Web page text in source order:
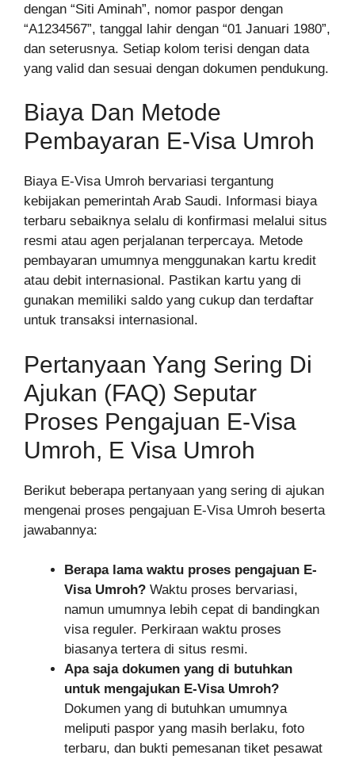
dengan “Siti Aminah”, nomor paspor dengan
“A1234567”, tanggal lahir dengan “01 Januari 1980”,
dan seterusnya. Setiap kolom terisi dengan data
yang valid dan sesuai dengan dokumen pendukung.
Biaya Dan Metode
Pembayaran E-Visa Umroh
Biaya E-Visa Umroh bervariasi tergantung
kebijakan pemerintah Arab Saudi. Informasi biaya
terbaru sebaiknya selalu di konfirmasi melalui situs
resmi atau agen perjalanan terpercaya. Metode
pembayaran umumnya menggunakan kartu kredit
atau debit internasional. Pastikan kartu yang di
gunakan memiliki saldo yang cukup dan terdaftar
untuk transaksi internasional.
Pertanyaan Yang Sering Di
Ajukan (FAQ) Seputar
Proses Pengajuan E-Visa
Umroh, E Visa Umroh
Berikut beberapa pertanyaan yang sering di ajukan
mengenai proses pengajuan E-Visa Umroh beserta
jawabannya:
Berapa lama waktu proses pengajuan E-
Visa Umroh? Waktu proses bervariasi,
namun umumnya lebih cepat di bandingkan
visa reguler. Perkiraan waktu proses
biasanya tertera di situs resmi.
Apa saja dokumen yang di butuhkan
untuk mengajukan E-Visa Umroh?
Dokumen yang di butuhkan umumnya
meliputi paspor yang masih berlaku, foto
terbaru, dan bukti pemesanan tiket pesawat